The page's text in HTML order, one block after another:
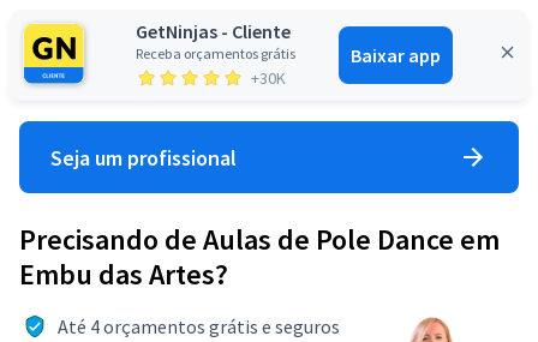
GetNinjas - Cliente
Receba orçamentos grátis
+30K
Baixar app
Entrar
Seja um profissional
Precisando de Aulas de Pole Dance em
Embu das Artes?
Até 4 orçamentos grátis e seguros